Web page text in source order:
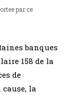
par ce
banques
158 de la
de
cause, la